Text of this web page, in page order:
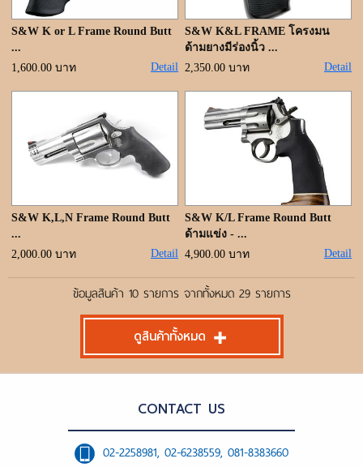
S&W K or L Frame Round Butt
...
1,600.00 บาท
Detail
S&W K&L FRAME โครงมน
ด้ามยางมีร่องนิ้ว ...
2,350.00 บาท
Detail
S&W K,L,N Frame Round Butt
...
2,000.00 บาท
Detail
S&W K/L Frame Round Butt
ด้ามแข่ง - ...
4,900.00 บาท
Detail
ข้อมูลสินค้า 10 รายการ จากทั้งหมด 29 รายการ
ดูสินค้าทั้งหมด
CONTACT US
02-2258981, 02-6238559, 081-8383660